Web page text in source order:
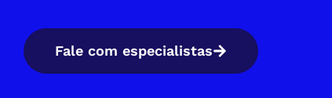
Fale com especialistas